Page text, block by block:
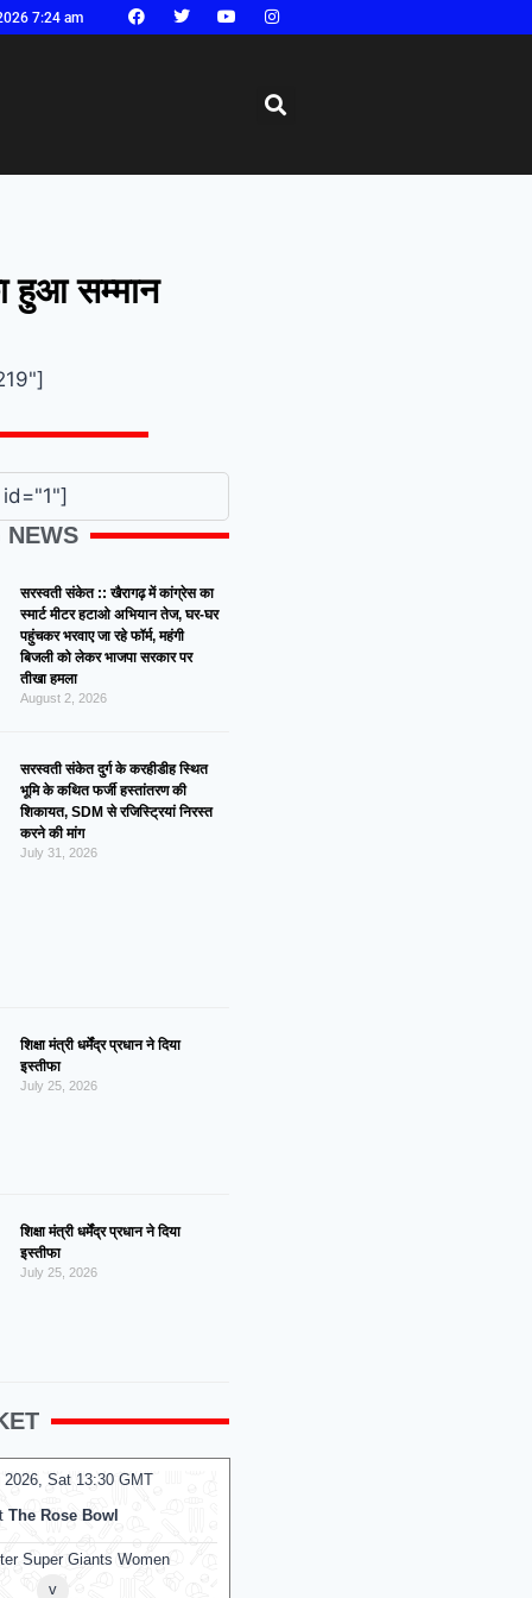
7:24 am
हुआ सम्मान
NEWS
सरस्वती संकेत :: खैरागढ़ में कांग्रेस का
स्मार्ट मीटर हटाओ अभियान तेज, घर-घर
पहुंचकर भरवाए जा रहे फॉर्म, महंगी
बिजली को लेकर भाजपा सरकार पर
तीखा हमला
August 2, 2026
सरस्वती संकेत दुर्ग के करहीडीह स्थित
भूमि के कथित फर्जी हस्तांतरण की
शिकायत, SDM से रजिस्ट्रियां निरस्त
करने की मांग
July 31, 2026
शिक्षा मंत्री धर्मेंद्र प्रधान ने दिया
इस्तीफा
July 25, 2026
शिक्षा मंत्री धर्मेंद्र प्रधान ने दिया
इस्तीफा
July 25, 2026
2026, Sat 13:30 GMT
The Rose Bowl
Super Giants Women
v